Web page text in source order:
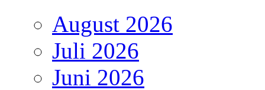
August 2026
Juli 2026
Juni 2026